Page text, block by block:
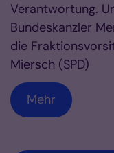
Verantwortung.
Bundeskanzler
die
Miersch (SPD)
Mehr